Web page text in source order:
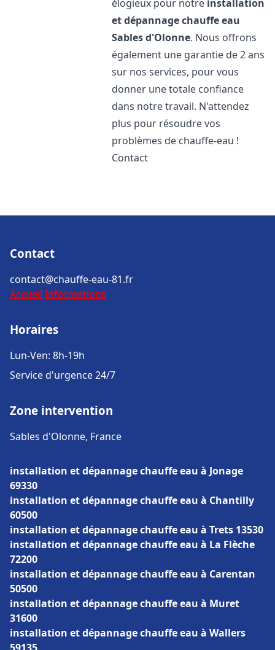
élogieux pour notre installation
et dépannage chauffe eau
Sables d'Olonne. Nous offrons
également une garantie de 2 ans
sur nos services, pour vous
donner une totale confiance
dans notre travail. N'attendez
plus pour résoudre vos
problèmes de chauffe-eau !
Contact
Contact
contact@chauffe-eau-81.fr
Accueil Informations
Horaires
Lun-Ven: 8h-19h
Service d'urgence 24/7
Zone intervention
Sables d'Olonne, France
installation et dépannage chauffe eau à Jonage
69330
installation et dépannage chauffe eau à Chantilly
60500
installation et dépannage chauffe eau à Trets 13530
installation et dépannage chauffe eau à La Flèche
72200
installation et dépannage chauffe eau à Carentan
50500
installation et dépannage chauffe eau à Muret
31600
installation et dépannage chauffe eau à Wallers